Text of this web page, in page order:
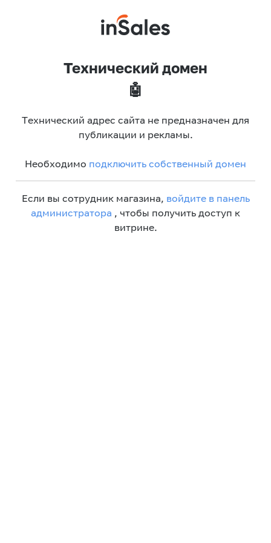
Технический домен
🤖
Технический адрес сайта не предназначен для
публикации и рекламы.
Необходимо подключить собственный домен
Если вы сотрудник магазина, войдите в панель
администратора , чтобы получить доступ к
витрине.